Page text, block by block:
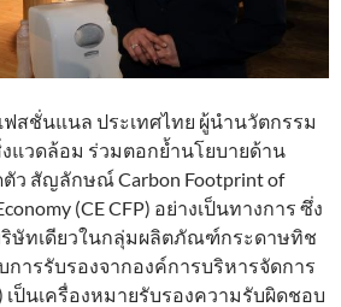
ฟสชั่นแนล ประเทศไทย ผู้นำนวัตกรรม
แวดล้อม ร่วมตอกย้ำนโยบายด้าน
ว สัญลักษณ์ Carbon Footprint of
(CE CFP) อย่างเป็นทางการ ซึ่ง
ษัทเดียวในกลุ่มผลิตภัณฑ์กระดาษทิช
การรับรองจากองค์การบริหารจัดการ
เป็นเครื่องหมายรับรองความรับผิดชอบ